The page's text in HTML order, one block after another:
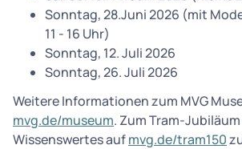
Sonntag, 28.Juni 2026 (mit
11 - 16 Uhr)
Sonntag, 12. Juli 2026
Sonntag, 26. Juli 2026
Weitere Informationen zum MVG
mvg.de/museum. Zum Tram-
Wissenswertes aufmvg.de/tram150